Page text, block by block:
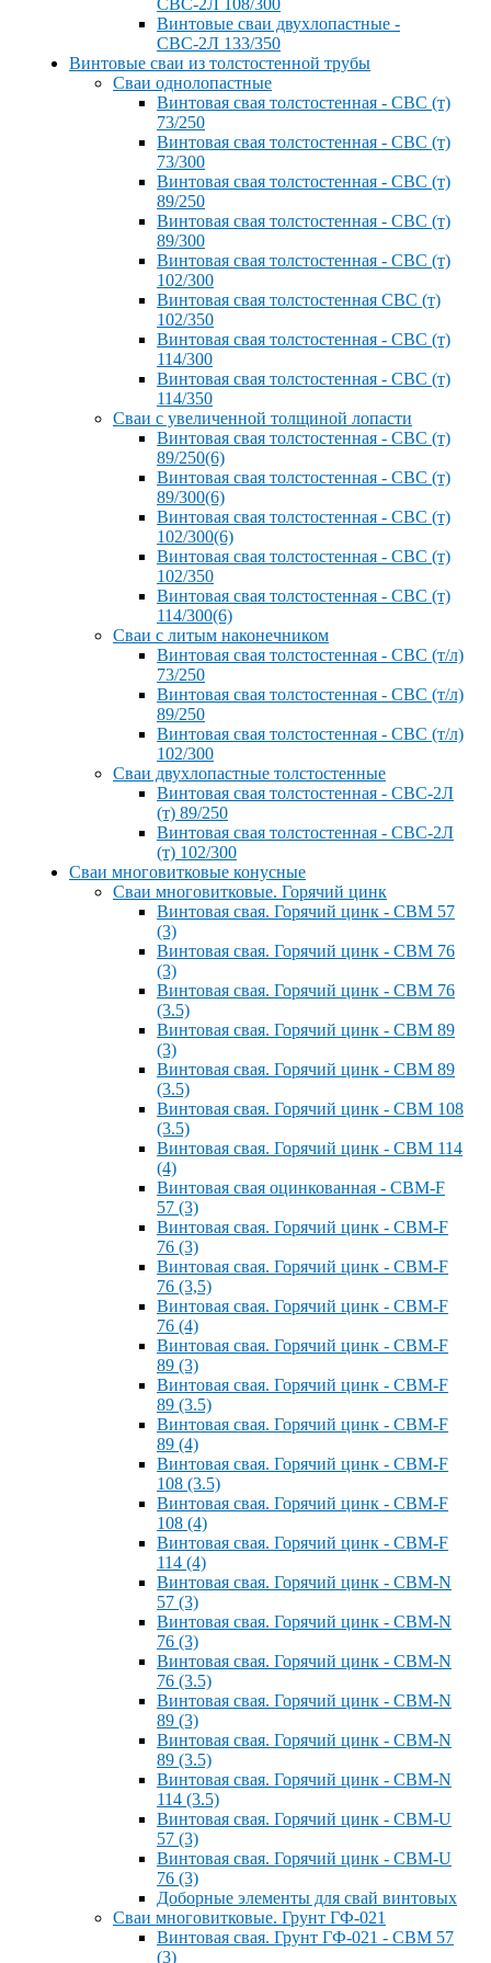
СВС-2Л 108/300
Винтовые сваи двухлопастные -
СВС-2Л 133/350
Винтовые сваи из толстостенной трубы
Сваи однолопастные
Винтовая свая толстостенная - СВС (т)
73/250
Винтовая свая толстостенная - СВС (т)
73/300
Винтовая свая толстостенная - СВС (т)
89/250
Винтовая свая толстостенная - СВС (т)
89/300
Винтовая свая толстостенная - СВС (т)
102/300
Винтовая свая толстостенная СВС (т)
102/350
Винтовая свая толстостенная - СВС (т)
114/300
Винтовая свая толстостенная - СВС (т)
114/350
Сваи с увеличенной толщиной лопасти
Винтовая свая толстостенная - СВС (т)
89/250(6)
Винтовая свая толстостенная - СВС (т)
89/300(6)
Винтовая свая толстостенная - СВС (т)
102/300(6)
Винтовая свая толстостенная - СВС (т)
102/350
Винтовая свая толстостенная - СВС (т)
114/300(6)
Сваи с литым наконечником
Винтовая свая толстостенная - СВС (т/л)
73/250
Винтовая свая толстостенная - СВС (т/л)
89/250
Винтовая свая толстостенная - СВС (т/л)
102/300
Сваи двухлопастные толстостенные
Винтовая свая толстостенная - СВС-2Л
(т) 89/250
Винтовая свая толстостенная - СВС-2Л
(т) 102/300
Сваи многовитковые конусные
Сваи многовитковые. Горячий цинк
Винтовая свая. Горячий цинк - СВМ 57
(3)
Винтовая свая. Горячий цинк - СВМ 76
(3)
Винтовая свая. Горячий цинк - СВМ 76
(3.5)
Винтовая свая. Горячий цинк - СВМ 89
(3)
Винтовая свая. Горячий цинк - СВМ 89
(3.5)
Винтовая свая. Горячий цинк - СВМ 108
(3.5)
Винтовая свая. Горячий цинк - СВМ 114
(4)
Винтовая свая оцинкованная - СВМ-F
57 (3)
Винтовая свая. Горячий цинк - СВМ-F
76 (3)
Винтовая свая. Горячий цинк - СВМ-F
76 (3,5)
Винтовая свая. Горячий цинк - СВМ-F
76 (4)
Винтовая свая. Горячий цинк - СВМ-F
89 (3)
Винтовая свая. Горячий цинк - СВМ-F
89 (3.5)
Винтовая свая. Горячий цинк - СВМ-F
89 (4)
Винтовая свая. Горячий цинк - СВМ-F
108 (3.5)
Винтовая свая. Горячий цинк - СВМ-F
108 (4)
Винтовая свая. Горячий цинк - СВМ-F
114 (4)
Винтовая свая. Горячий цинк - СВМ-N
57 (3)
Винтовая свая. Горячий цинк - СВМ-N
76 (3)
Винтовая свая. Горячий цинк - СВМ-N
76 (3.5)
Винтовая свая. Горячий цинк - СВМ-N
89 (3)
Винтовая свая. Горячий цинк - СВМ-N
89 (3.5)
Винтовая свая. Горячий цинк - СВМ-N
114 (3.5)
Винтовая свая. Горячий цинк - СВМ-U
57 (3)
Винтовая свая. Горячий цинк - СВМ-U
76 (3)
Доборные элементы для свай винтовых
Сваи многовитковые. Грунт ГФ-021
Винтовая свая. Грунт ГФ-021 - СВМ 57
(3)